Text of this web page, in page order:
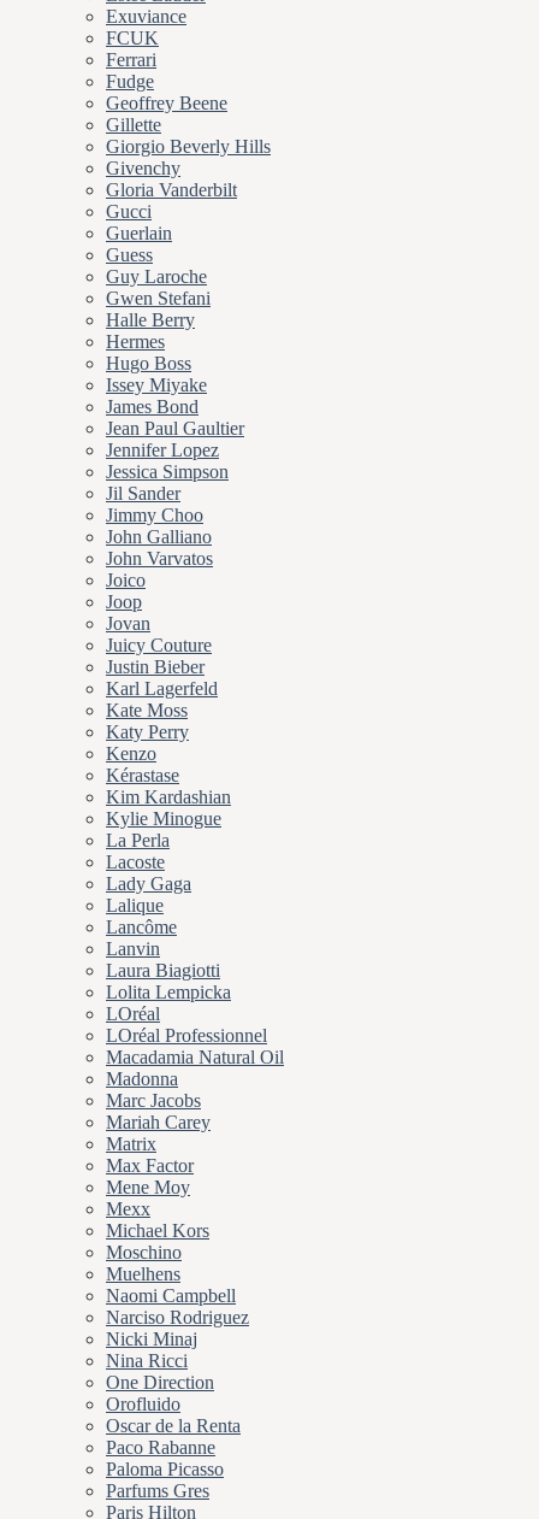
Exuviance
FCUK
Ferrari
Fudge
Geoffrey Beene
Gillette
Giorgio Beverly Hills
Givenchy
Gloria Vanderbilt
Gucci
Guerlain
Guess
Guy Laroche
Gwen Stefani
Halle Berry
Hermes
Hugo Boss
Issey Miyake
James Bond
Jean Paul Gaultier
Jennifer Lopez
Jessica Simpson
Jil Sander
Jimmy Choo
John Galliano
John Varvatos
Joico
Joop
Jovan
Juicy Couture
Justin Bieber
Karl Lagerfeld
Kate Moss
Katy Perry
Kenzo
Kérastase
Kim Kardashian
Kylie Minogue
La Perla
Lacoste
Lady Gaga
Lalique
Lancôme
Lanvin
Laura Biagiotti
Lolita Lempicka
LOréal
LOréal Professionnel
Macadamia Natural Oil
Madonna
Marc Jacobs
Mariah Carey
Matrix
Max Factor
Mene Moy
Mexx
Michael Kors
Moschino
Muelhens
Naomi Campbell
Narciso Rodriguez
Nicki Minaj
Nina Ricci
One Direction
Orofluido
Oscar de la Renta
Paco Rabanne
Paloma Picasso
Parfums Gres
Paris Hilton